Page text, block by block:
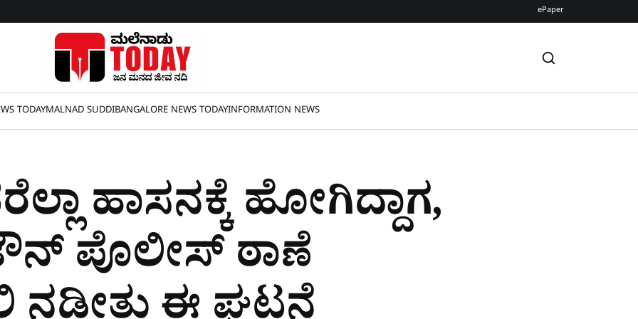
ePaper
TODAYMALNAD SUDDIBANGALORE NEWS TODAYINFORMATION NEWS
ಹಾಸನಕ್ಕೆ ಹೋಗಿದ್ದಾಗ,
ಪೊಲೀಸ್ ಠಾಣೆ